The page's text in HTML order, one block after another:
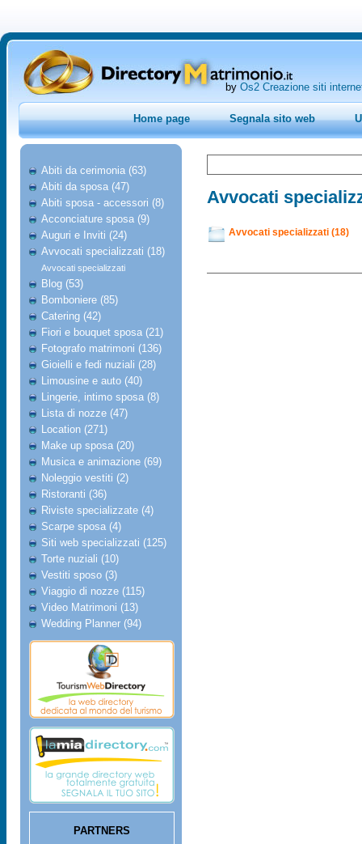
by Os2 Creazione siti
Home page Segnala sito web
Abiti da cerimonia (63)
Abiti da sposa (47)
Abiti sposa - accessori (8)
Acconciature sposa (9)
Auguri e Inviti (24)
Avvocati specializzati (18)
Avvocati specializzati
Blog (53)
Bomboniere (85)
Catering (42)
Fiori e bouquet sposa (21)
Fotografo matrimoni (136)
Gioielli e fedi nuziali (28)
Limousine e auto (40)
Lingerie, intimo sposa (8)
Lista di nozze (47)
Location (271)
Make up sposa (20)
Musica e animazione (69)
Noleggio vestiti (2)
Ristoranti (36)
Riviste specializzate (4)
Scarpe sposa (4)
Siti web specializzati (125)
Torte nuziali (10)
Vestiti sposo (3)
Viaggio di nozze (115)
Video Matrimoni (13)
Wedding Planner (94)
PARTNERS
Avvocati
Avvocati specializzati (18)